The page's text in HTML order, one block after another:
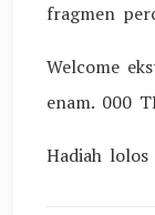
fragmen
Welcome
enam. 000
Hadiah